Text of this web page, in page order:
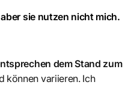
sie nutzen nicht mich.
dem Stand zum
können variieren. Ich